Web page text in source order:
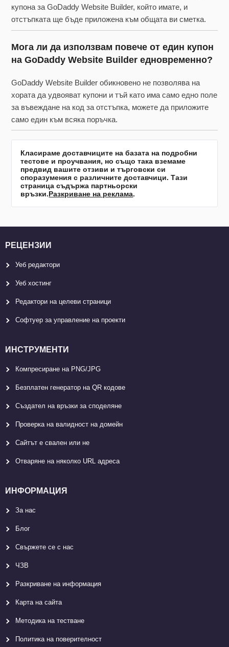
купона за GoDaddy Website Builder, който имате, и
отстъпката ще бъде приложена към общата ви сметка.
Мога ли да използвам повече от един купон
на GoDaddy Website Builder едновременно?
GoDaddy Website Builder обикновено не позволява на
хората да удвояват купони и тъй като има само едно поле
за въвеждане на код за отстъпка, можете да приложите
само един към всяка поръчка.
Класираме доставчиците на базата на подробни
тестове и проучвания, но също така вземаме
предвид вашите отзиви и търговски си
споразумения с различните доставчици. Тази
страница съдържа партньорски
връзки.Разкриване на реклама.
РЕЦЕНЗИИ
Уеб редактори
Уеб хостинг
Редактори на целеви страници
Софтуер за управление на проекти
ИНСТРУМЕНТИ
Компресиране на PNG/JPG
Безплатен генератор на QR кодове
Създател на връзки за споделяне
Проверка на валидност на домейн
Сайтът е свален или не
Отваряне на няколко URL адреса
ИНФОРМАЦИЯ
За нас
Блог
Свържете се с нас
ЧЗВ
Разкриване на информация
Карта на сайта
Методика на тестване
Политика на поверителност